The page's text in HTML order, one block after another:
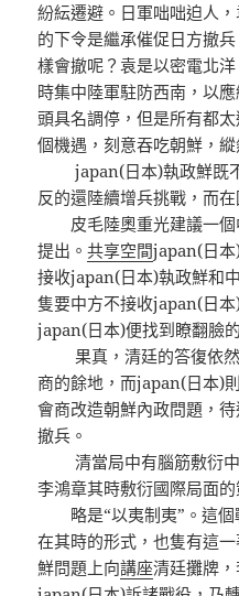
紛紜遷避。日軍咄咄迫人
的下令是繼承催促日方撤
樣會撤呢？袁是以密電北
時集中陸軍駐防西南，以
頭具名調停，但是所有都
個機遇，刻意吞吃朝鮮，
japan(日本)執政鮮既不
反的還陸續增兵挑戰，而
皮毛陸奧重光建議一個
提出。共享空間japan(日本
接收japan(日本)執政鮮和
隻要中方不接收japan(日
japan(日本)便找到瞭翻臉
果真，清廷的答復依然
商的餘地，而japan(日本)
會商改造朝鮮內政問題，
撤兵。
清當局中有腦筋敷衍中
李鴻章其時敷衍國際局面
略是“以夷制夷”。這個
在其時的形式，也隻有這
鮮問題上向講座清廷攤牌